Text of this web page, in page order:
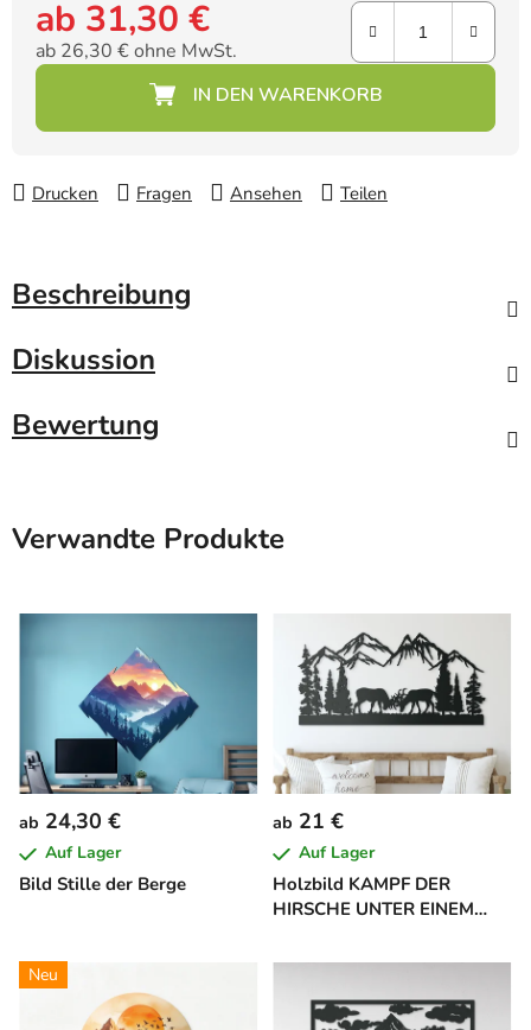
ab 31,30 €
ab 26,30 €ohne MwSt.
Drucken Fragen Ansehen Teilen
Beschreibung
Diskussion
Bewertung
Verwandte Produkte
Bild Stille der Berge
ab 24,30 €
Auf Lager
Holzbild KAMPF DER
HIRSCHE UNTER EINEM
ab 21 €
Auf Lager
Neu